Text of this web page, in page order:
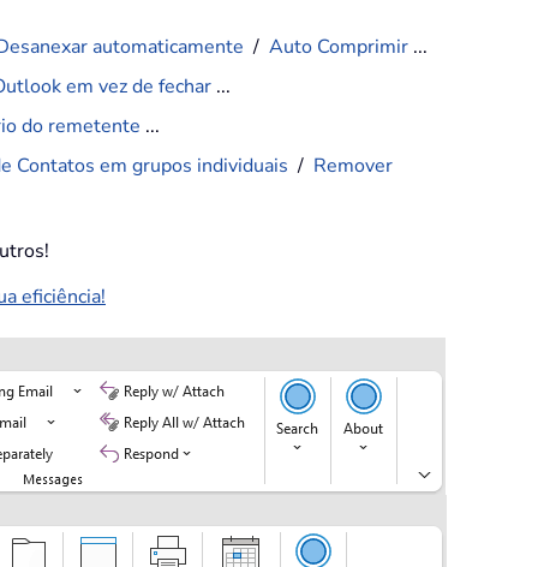
automaticamente /Auto Comprimir ...
em vez de fechar ...
do remetente ...
Contatos em grupos individuais / Remover
eficiência!